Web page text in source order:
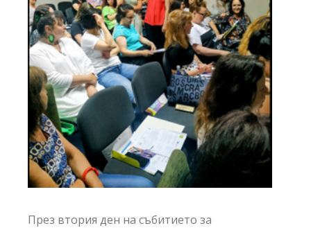
През втория ден на събитието за